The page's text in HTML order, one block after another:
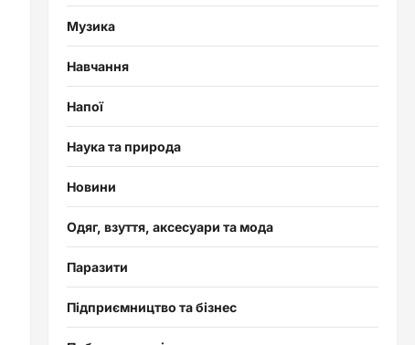
Музика
Навчання
Напої
Наука та природа
Новини
Одяг, взуття, аксесуари та мода
Паразити
Підприємництво та бізнес